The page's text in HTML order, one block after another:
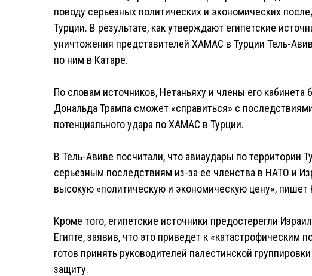
поводу серьезных политических и экономических
Турции. В результате, как утверждают египетские
уничтожения представителей ХАМАС в Турции Тель-
по ним в Катаре.
По словам источников, Нетаньяху и члены его
Дональда Трампа сможет «справиться» с
потенциального удара по ХАМАС в Турции.
В Тель-Авиве посчитали, что авиаудары по территории
серьезным последствиям из-за ее членства в НАТО и
высокую «политическую и экономическую цену», пишет
Кроме того, египетские источники предостерегли
Египте, заявив, что это приведет к «катастрофическим
готов принять руководителей палестинской
защиту.